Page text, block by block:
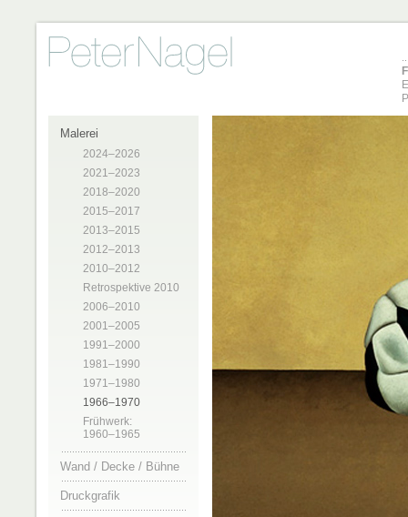
Malerei
2024–2026
2021–2023
2018–2020
2015–2017
2013–2015
2012–2013
2010–2012
Retrospektive 2010
2006–2010
2001–2005
1991–2000
1981–1990
1971–1980
1966–1970
Frühwerk:
1960–1965
Wand / Decke / Bühne
Druckgrafik